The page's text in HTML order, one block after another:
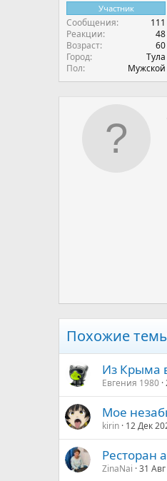
Участник
Сообщения
111
Реакции
48
Возраст
60
Город
Тула
Пол
Мужской
Похожие
Из Крыма
Евгения 1980
Мое
kirin 12 Дек
Ресторан
ZinaNai 31